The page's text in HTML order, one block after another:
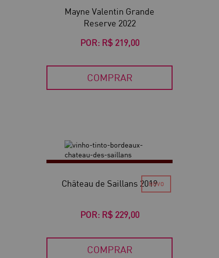
Mayne Valentin Grande
Reserve 2022
POR: R$ 219,00
COMPRAR
Château de Saillans 2019
POR: R$ 229,00
COMPRAR